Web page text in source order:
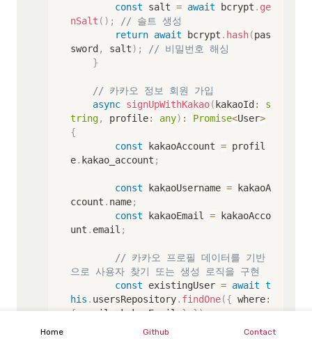
const salt = await bcrypt . ge
nSalt ( ) ;
// 솔트 생성
return await bcrypt . hash(pas
sword , salt) ;
// 비밀번호 해싱
}
// 카카오 정보 회원 가입
async signUpWithKakao( kakaoId :
s
tring, profile: any) : Promise<User>
{
const kakaoAccount = profil
e. kakao_account ;
const kakaoUsername = kakaoA
ccount . name;
const kakaoEmail = kakaoAcco
unt . email ;
// 카카오 프로필 데이터를 기반
으로 사용자 찾기 또는 생성 로직을 구현
const existingUser = await t
his . usersRepository. findOne({ where:
{ email kakaoEmail } });
existingUser
Home Github Contact